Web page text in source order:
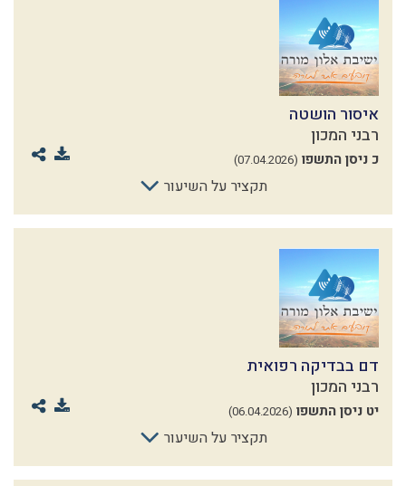
איסור הושטה
רבני המכון
כ ניסן התשפו (07.04.2026)
תקציר על השיעור
דם בבדיקה רפואית
רבני המכון
יט ניסן התשפו (06.04.2026)
תקציר על השיעור